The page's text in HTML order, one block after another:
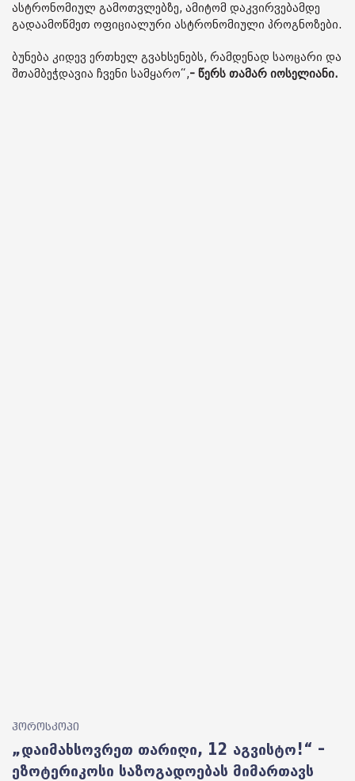
ასტრონომიულ გამოთვლებზე, ამიტომ დაკვირვებამდე
გადაამოწმეთ ოფიციალური ასტრონომიული პროგნოზები.
ბუნება კიდევ ერთხელ გვახსენებს, რამდენად საოცარი და
შთამბეჭდავია ჩვენი სამყარო“,- წერს თამარ იოსელიანი.
ჰოროსკოპი
„დაიმახსოვრეთ თარიღი, 12 აგვისტო!“ –
ეზოტერიკოსი საზოგადოებას მიმართავს